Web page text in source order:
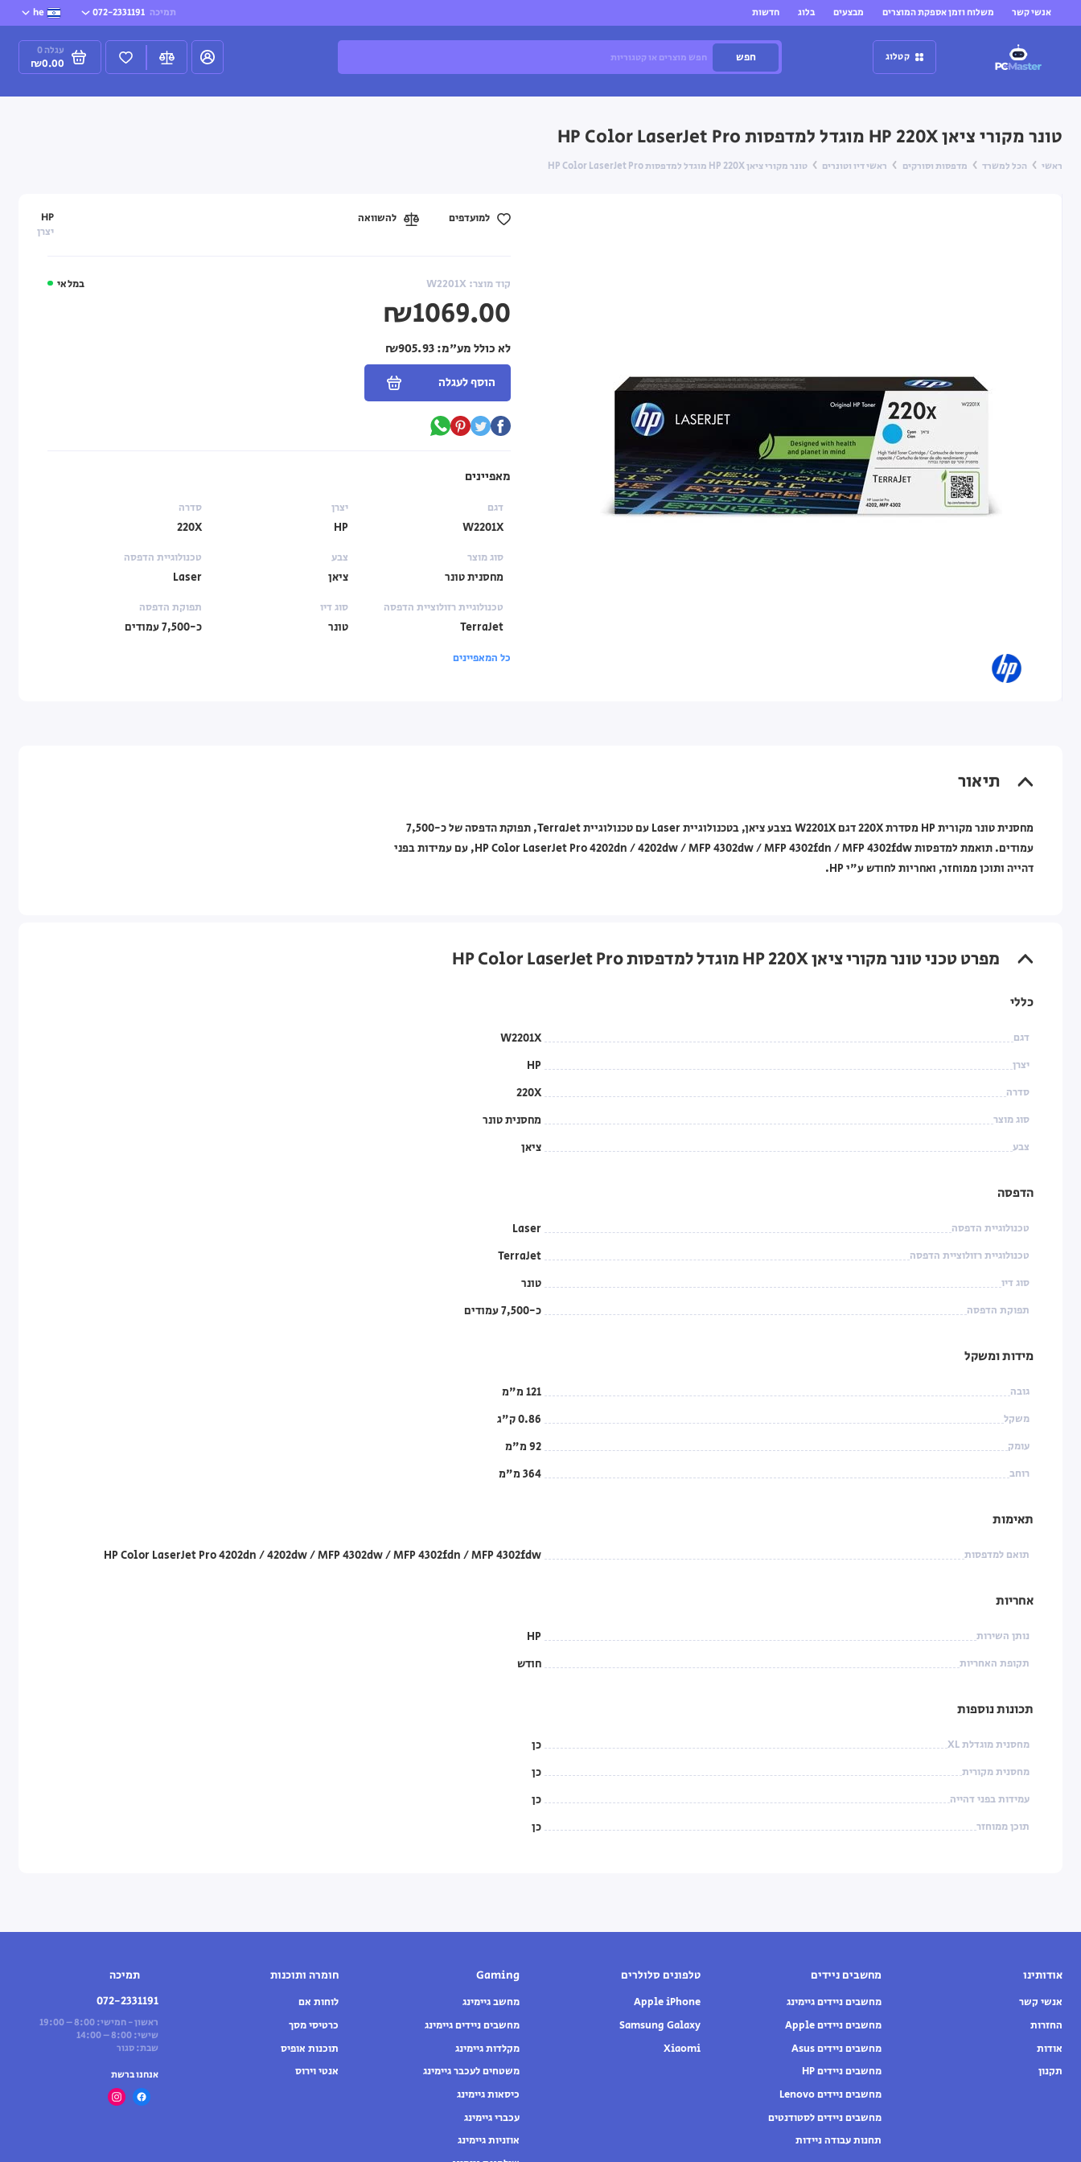
אנשי קשר משלוח וזמן אספקת המוצרים מבצעים בלוג חדשות תמיכה 072-2331191
he
קטלוג חפש עגלה 0
₪0.00
טונר מקורי ציאן HP 220X מוגדל למדפסות HP Color LaserJet Pro
ראשי הכל למשרד מדפסות וסורקים ראשי דיו וטונרים טונר מקורי ציאן HP 220X מוגדל למדפסות HP Color LaserJet Pro
במלאי קוד מוצר: W2201X
HP
יצרן
₪1069.00
לא כולל מע"מ:
הוסף לעגלה
למועדפים להשוואה
מאפיינים
דגם
W2201X
יצרן
HP
סדרה
220X
סוג מוצר
מחסנית טונר
צבע
ציאן
טכנולוגיית הדפסה
Laser
טכנולוגיית רזולוציית הדפסה
TerraJet
סוג דיו
טונר
תפוקת הדפסה
כ-7,500 עמודים
כל המאפיינים
תיאור
מחסנית טונר מקורית HP מסדרת 220X דגם W2201X בצבע ציאן, בטכנולוגיית Laser עם טכנולוגיית TerraJet, תפוקת הדפסה של כ-7,500
עמודים. תואמת למדפסות HP Color LaserJet Pro 4202dn / 4202dw / MFP 4302dw / MFP 4302fdn / MFP 4302fdw, עם עמידות בפני
דהייה ותוכן ממוחזר, ואחריות לחודש ע"י HP.
מפרט טכני טונר מקורי ציאן HP 220X מוגדל למדפסות HP Color LaserJet Pro
כללי
דגם W2201X
יצרן HP
סדרה 220X
סוג מוצר מחסנית טונר
צבע ציאן
הדפסה
טכנולוגיית הדפסה Laser
טכנולוגיית רזולוציית הדפסה TerraJet
סוג דיו טונר
תפוקת הדפסה כ-7,500 עמודים
מידות ומשקל
גובה 121 מ"מ
משקל 0.86 ק"ג
עומק 92 מ"מ
רוחב 364 מ"מ
תאימות
תואם למדפסות HP Color LaserJet Pro 4202dn / 4202dw / MFP 4302dw / MFP 4302fdn / MFP 4302fdw
אחריות
נותן השירות HP
תקופת האחריות חודש
תכונות נוספות
מחסנית מוגדלת XL כן
מחסנית מקורית כן
עמידות בפני דהייה כן
תוכן ממוחזר כן
אודותינו
אנשי קשר
החזרות
אודות
תקנון
מחשבים ניידים
מחשבים ניידים גיימינג
מחשבים ניידים Apple
מחשבים ניידים Asus
מחשבים ניידים HP
מחשבים ניידים Lenovo
מחשבים ניידים לסטודנטים
תחנות עבודה ניידות
טלפונים סלולרים
Apple iPhone
Samsung Galaxy
Xiaomi
Gaming
מחשב גיימינג
מחשבים ניידים גיימינג
מקלדות גיימינג
משטחים לעכבר גיימינג
כיסאות גיימינג
עכברי גיימינג
אוזניות גיימינג
חומרה ותוכנות
לוחות אם
כרטיסי מסך
תוכנות אופיס
אנטי וירוס
תמיכה
072-2331191
ראשון - חמישי: 8:00 – 19:00
שישי: 8:00 – 14:00
שבת: סגור
אנחנו ברשת